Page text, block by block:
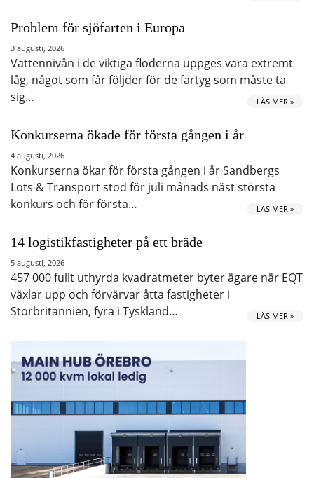
Problem för sjöfarten i Europa
3 augusti, 2026
Vattennivån i de viktiga floderna uppges vara extremt
låg, något som får följder för de fartyg som måste ta
sig…
LÄS MER »
Konkurserna ökade för första gången i år
4 augusti, 2026
Konkurserna ökar för första gången i år Sandbergs
Lots & Transport stod för juli månads näst största
konkurs och för första…
LÄS MER »
14 logistikfastigheter på ett bräde
5 augusti, 2026
457 000 fullt uthyrda kvadratmeter byter ägare när EQT
växlar upp och förvärvar åtta fastigheter i
Storbritannien, fyra i Tyskland…
LÄS MER »